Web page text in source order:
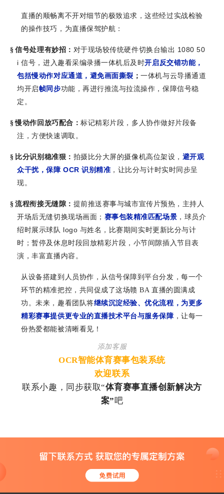
直播的顺畅离不开对细节的极致追求，这些经过实战检验
的操作技巧，为直播保驾护航：
§ 信号处理有妙招： 对于现场较传统硬件切换台输出 1080 50
i信号，进入趣看采编录播一体机后及时开启反交错功能，
包括慢动作对应通道，避免画面撕裂 ；一体机与云导播通道
均开启帧同步功能，再进行推流与拉流操作，保障信号稳
定。
§ 慢动作回放巧配合：标记精彩片段，多人协作做好片段备
注，方便快速调取。
§ 比分识别稳准狠： 拍摄比分大屏的摄像机高位架设， 避开观
众干扰，保障 OCR识别精准 ，让比分与计时实时同步呈
现。
§ 流程衔接无缝隙： 提前推送赛事与城市宣传片预热，主持人
开场后无缝切换现场画面； 赛事包装精准匹配场景 ，球员介
绍时展示球队 logo 与姓名，比赛期间实时更新比分与计
时；暂停及休息时段回放精彩片段，小节间隙插入节目表
演，丰富直播内容。
从设备搭建到人员协作，从信号保障到平台分发，每一个
环节的精准把控，共同促成了这场赣 BA直播的圆满成
功。未来，趣看团队将继续沉淀经验、优化流程，为更多
精彩赛事提供更专业的直播技术平台与服务保障 ，让每一
份热爱都能被清晰看见！
添加客服
OCR智能体育赛事包装系统
欢迎联系
联系小趣，同步获取“体育赛事直播创新解决方
案”吧